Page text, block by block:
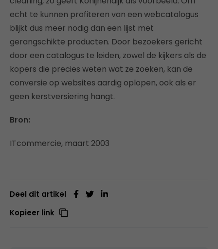
echt te kunnen profiteren van een webcatalogus
blijkt dus meer nodig dan een lijst met
gerangschikte producten. Door bezoekers gericht
door een catalogus te leiden, zowel de kijkers als de
kopers die precies weten wat ze zoeken, kan de
conversie op websites aardig oplopen, ook als er
geen kerstversiering hangt.
Bron:
ITcommercie, maart 2003
Deel dit artikel
Kopieer link